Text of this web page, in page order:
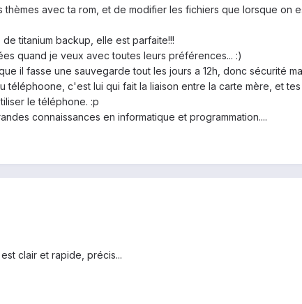
thèmes avec ta rom, et de modifier les fichiers que lorsque on
titanium backup, elle est parfaite!!!
quand je veux avec toutes leurs préférences... :)
il fasse une sauvegarde tout les jours a 12h, donc sécurité
téléphoone, c'est lui qui fait la liaison entre la carte mère, et tes
le téléphone. :p
connaissances en informatique et programmation....
clair et rapide, précis...